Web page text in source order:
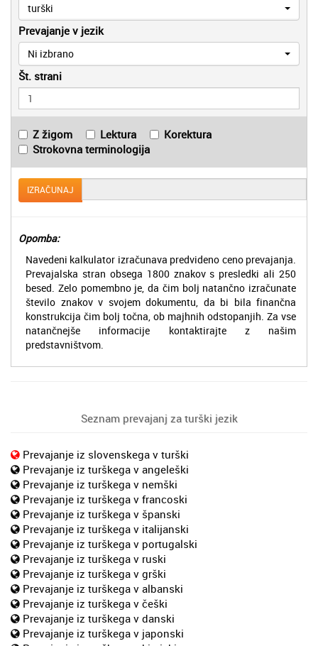
turški
Prevajanje v jezik
Ni izbrano
Št. strani
Z žigom Lektura
Korektura
Strokovna terminologija
IZRAČUNAJ
Opomba:
Navedeni kalkulator izračunava predvideno ceno prevajanja.
Prevajalska stran obsega 1800 znakov s presledki ali 250
besed. Zelo pomembno je, da čim bolj natančno izračunate
število znakov v svojem dokumentu, da bi bila finančna
konstrukcija čim bolj točna, ob majhnih odstopanjih. Za vse
natančnejše informacije kontaktirajte z našim
predstavništvom.
Seznam prevajanj za turški jezik
Prevajanje iz slovenskega v turški
Prevajanje iz turškega v angeleški
Prevajanje iz turškega v nemški
Prevajanje iz turškega v francoski
Prevajanje iz turškega v španski
Prevajanje iz turškega v italijanski
Prevajanje iz turškega v portugalski
Prevajanje iz turškega v ruski
Prevajanje iz turškega v grški
Prevajanje iz turškega v albanski
Prevajanje iz turškega v češki
Prevajanje iz turškega v danski
Prevajanje iz turškega v japonski